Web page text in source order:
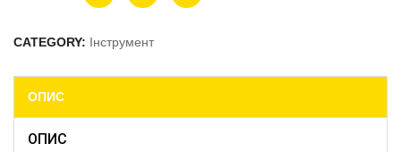
CATEGORY: Інструмент
ОПИС
ОПИС